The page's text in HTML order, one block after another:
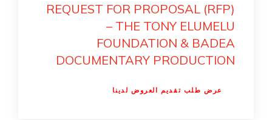
REQUEST FOR PROPOSAL (RFP)
– THE TONY ELUMELU
FOUNDATION & BADEA
DOCUMENTARY PRODUCTION
عرض طلب تقديم العروض لدينا